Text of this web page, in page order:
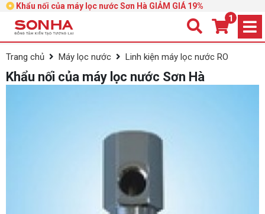
Khẩu nối của máy lọc nước Sơn Hà GIẢM GIÁ 19%
1
Trang chủ Máy lọc nước Linh kiện máy lọc nước RO
Khẩu nối của máy lọc nước Sơn Hà